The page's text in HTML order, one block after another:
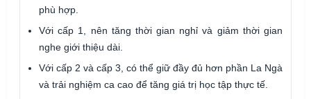
phù hợp.
Với cấp 1, nên tăng thời gian nghỉ và giảm thời gian
nghe giới thiệu dài.
Với cấp 2 và cấp 3, có thể giữ đầy đủ hơn phần La Ngà
và trải nghiệm ca cao để tăng giá trị học tập thực tế.